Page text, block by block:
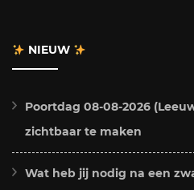
NIEUW
Poortdag 08-08-2026
zichtbaar te maken
Wat heb jij nodig na een